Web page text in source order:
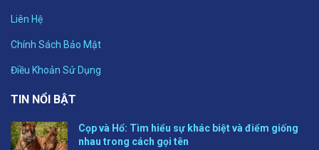
Liên Hệ
Chính Sách Bảo Mật
Điều Khoản Sử Dụng
TIN NỔI BẬT
Cọp và Hổ: Tìm hiểu sự khác biệt và điểm giống
nhau trong cách gọi tên